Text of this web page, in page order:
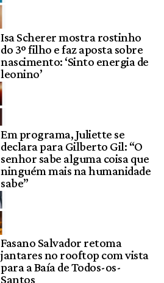
Isa Scherer mostra rostinho
do 3º filho e faz aposta sobre
nascimento: ‘Sinto energia de
leonino’
Em programa, Juliette se
declara para Gilberto Gil: “O
senhor sabe alguma coisa que
ninguém mais na humanidade
sabe”
Fasano Salvador retoma
jantares no rooftop com vista
para a Baía de Todos-os-
Santos